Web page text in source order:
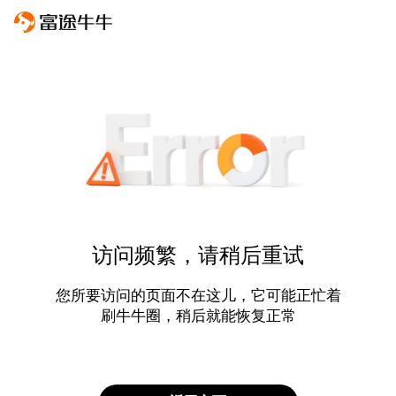
访问频繁，请稍后重试
您所要访问的页面不在这儿，它可能正忙着
刷牛牛圈，稍后就能恢复正常